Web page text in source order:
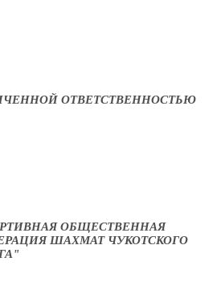
ОТВЕТСТВЕННОСТЬЮ
ОБЩЕСТВЕННАЯ
ШАХМАТ ЧУКОТСКОГО